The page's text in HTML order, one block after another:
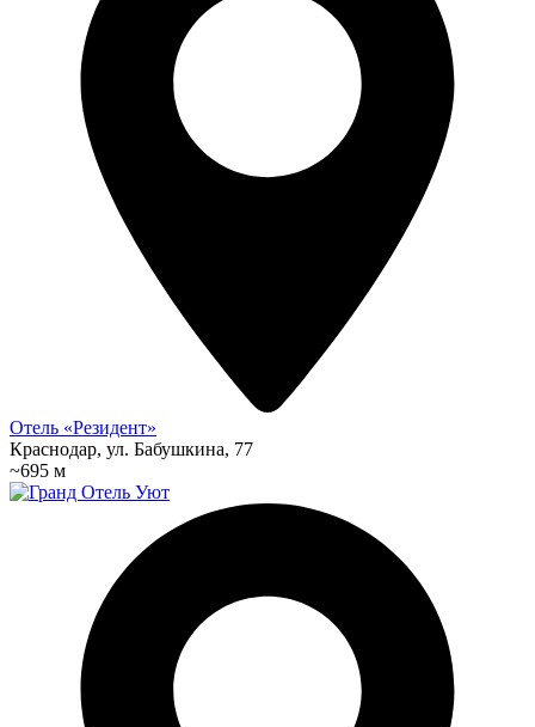
Отель «Резидент»
Краснодар, ул. Бабушкина, 77
~695 м